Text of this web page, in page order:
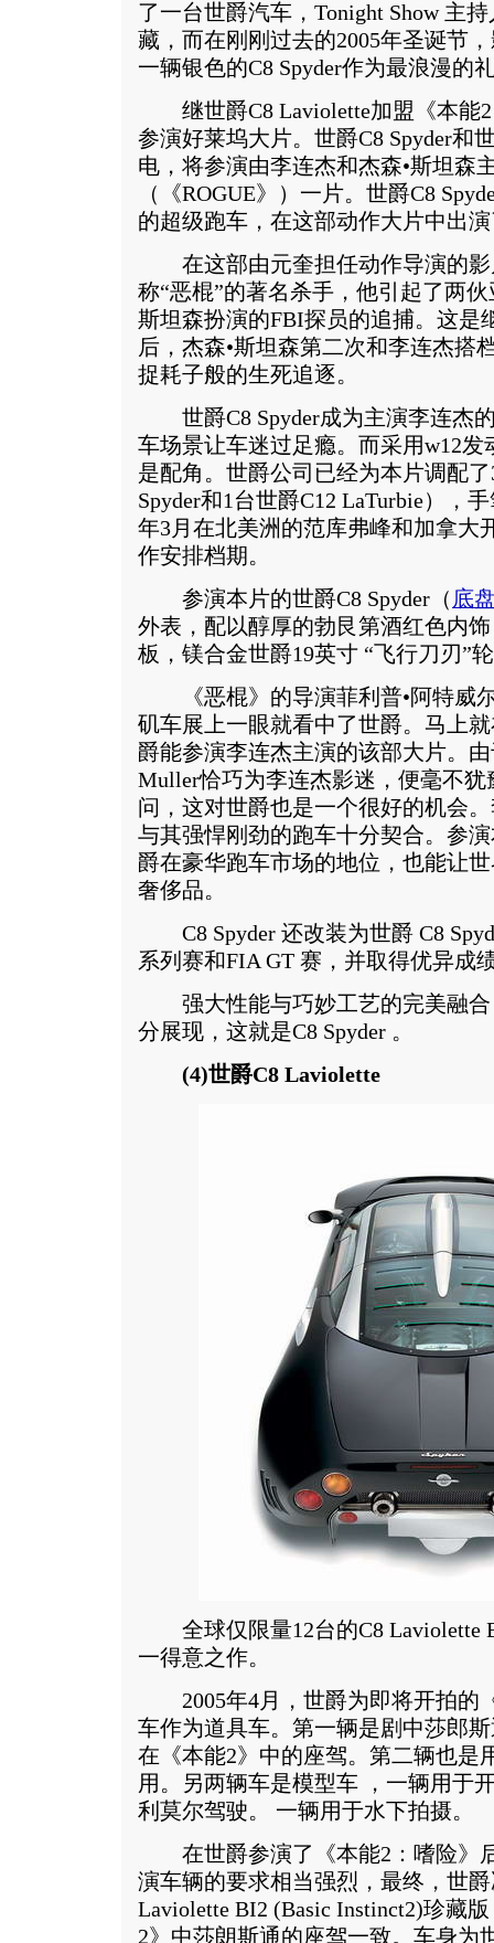
了一台世爵汽车，Tonight Show 主
藏，而在刚刚过去的2005年圣诞节
一辆银色的C8 Spyder作为最浪漫的
继世爵C8 Laviolette加盟《本能2
参演好莱坞大片。世爵C8 Spyder和
电，将参演由李连杰和杰森•斯坦森
（《ROGUE》）一片。世爵C8
的超级跑车，在这部动作大片中出
在这部由元奎担任动作导演的影
称“恶棍”的著名杀手，他引起了两
斯坦森扮演的FBI探员的追捕。这是
后，杰森•斯坦森第二次和李连杰搭
捉耗子般的生死追逐。
世爵C8 Spyder成为主演李连杰
车场景让车迷过足瘾。而采用w12发
是配角。世爵公司已经为本片调配
Spyder和1台世爵C12 LaTurbie），
年3月在北美洲的范库弗峰和加拿大
作安排档期。
参演本片的世爵C8 Spyder（ 底
外表，配以醇厚的勃艮第酒红色内
板，镁合金世爵19英寸 “飞行刀刃”
《恶棍》的导演菲利普•阿特威尔
矶车展上一眼就看中了世爵。马上
爵能参演李连杰主演的该部大片。
Muller恰巧为李连杰影迷，便毫不
问，这对世爵也是一个很好的机会
与其强悍刚劲的跑车十分契合。参
爵在豪华跑车市场的地位，也能让
奢侈品。
C8 Spyder 还改装为世爵 C8
系列赛和FIA GT 赛，并取得优异成
强大性能与巧妙工艺的完美融合
分展现，这就是C8 Spyder 。
(4)世爵C8 Laviolette
全球仅限量12台的C8 Laviolette
一得意之作。
2005年4月，世爵为即将开拍的
车作为道具车。第一辆是剧中莎郎
在《本能2》中的座驾。第二辆也是
用。另两辆车是模型车 ，一辆用于
利莫尔驾驶。 一辆用于水下拍摄。
在世爵参演了《本能2：嗜险》
演车辆的要求相当强烈，最终，世
Laviolette BI2 (Basic Instinct2)珍藏
2》中莎朗斯通的座驾一致。车身为